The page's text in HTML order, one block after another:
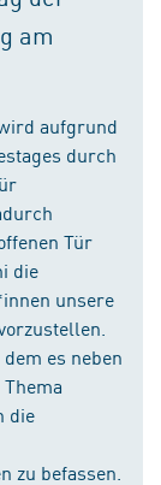
am
aufgrund
durch
Tür
die
unsere
es neben
die
zu befassen.